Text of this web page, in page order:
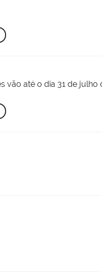
até o dia 31 de julho